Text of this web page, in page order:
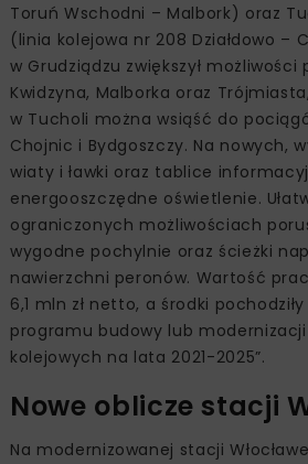
Toruń Wschodni – Malbork) oraz
(linia kolejowa nr 208 Działdowo –
w Grudziądzu zwiększył możliwości
Kwidzyna, Malborka oraz
w Tucholi można wsiąść do
Chojnic i Bydgoszczy. Na nowych,
wiaty i ławki oraz tablice
energooszczędne oświetlenie.
ograniczonych możliwościach
wygodne pochylnie oraz ścieżki
nawierzchni peronów. Wartość
6,1 mln zł netto, a środki pochodziły
programu budowy lub
kolejowych na lata 2021-2025”.
Nowe oblicze stacji
Na modernizowanej stacji